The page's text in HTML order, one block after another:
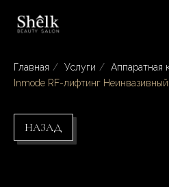
Главная / Услуги / Аппаратная
Inmode RF-лифтинг
НАЗАД